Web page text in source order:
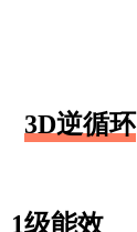
3D逆循环
1级能效